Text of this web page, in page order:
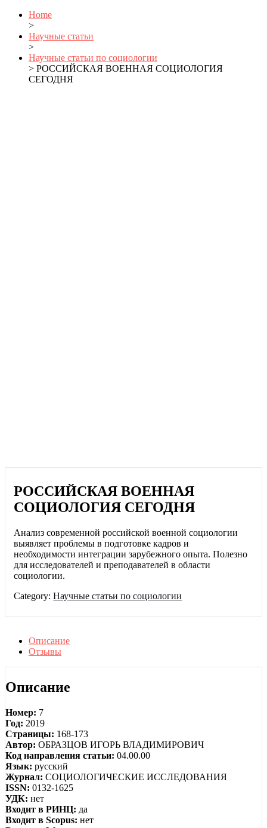
Home
>
Научные статьи
>
Научные статьи по социологии
> РОССИЙСКАЯ ВОЕННАЯ СОЦИОЛОГИЯ
СЕГОДНЯ
РОССИЙСКАЯ ВОЕННАЯ
СОЦИОЛОГИЯ СЕГОДНЯ
Анализ современной российской военной социологии
выявляет проблемы в подготовке кадров и
необходимости интеграции зарубежного опыта. Полезно
для исследователей и преподавателей в области
социологии.
Category:Научные статьи по социологии
Описание
Отзывы
Описание
Номер: 7
Год: 2019
Страницы: 168-173
Автор: ОБРАЗЦОВ ИГОРЬ ВЛАДИМИРОВИЧ
Код направления статьи: 04.00.00
Язык: русский
Журнал: СОЦИОЛОГИЧЕСКИЕ ИССЛЕДОВАНИЯ
ISSN: 0132-1625
УДК: нет
Входит в РИНЦ: да
Входит в Scopus: нет